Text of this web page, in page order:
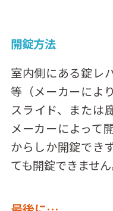
開錠方法
室内側にある錠レ
等（メーカーによ
スライド、または
メーカーによって
からしか開錠でき
ても開錠できません